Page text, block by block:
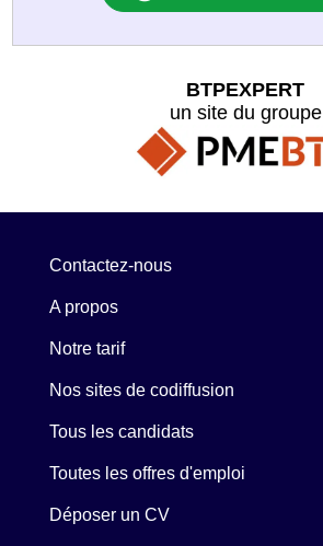
BTPEXPERT
un site du groupe
Contactez-nous
A propos
Notre tarif
Nos sites de codiffusion
Tous les candidats
Toutes les offres d'emploi
Déposer un CV